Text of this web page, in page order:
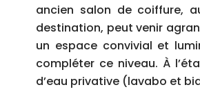
ancien salon de coiffure,
destination, peut venir
un espace convivial et
compléter ce niveau. À
d’eau privative (lavabo et